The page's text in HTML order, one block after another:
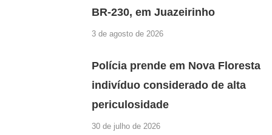
BR-230, em Juazeirinho
3 de agosto de 2026
Polícia prende em Nova Floresta
indivíduo considerado de alta
periculosidade
30 de julho de 2026